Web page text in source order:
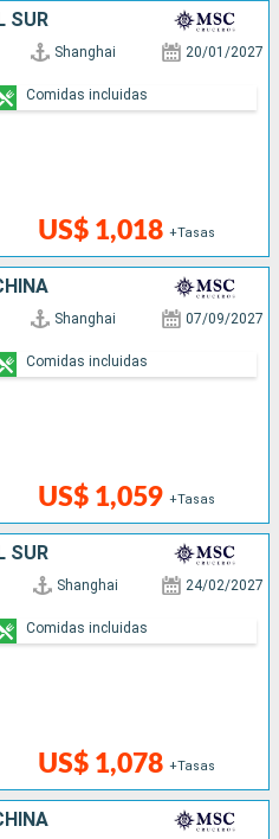
SUR
Shanghai 20/01/2027
US$ 1,018 +Tasas
Comidas incluidas
Shanghai 07/09/2027
US$ 1,059 +Tasas
Comidas incluidas
SUR
Shanghai 24/02/2027
US$ 1,078 +Tasas
Comidas incluidas